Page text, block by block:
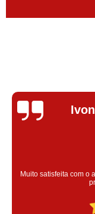
Super satisfeita
colaoradores